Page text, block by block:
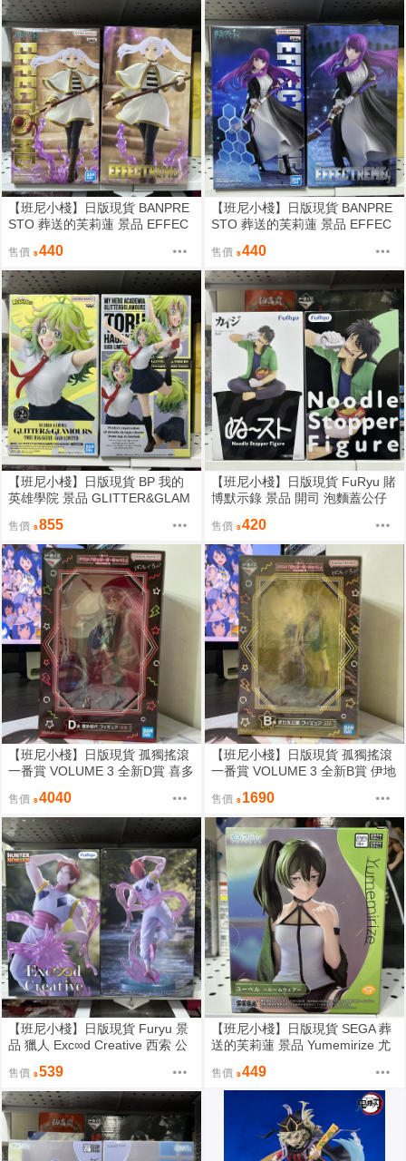
【班尼小棧】日版現貨 BANPRE
STO 葬送的芙莉蓮 景品 EFFEC
售價 440
【班尼小棧】日版現貨 BANPRE
STO 葬送的芙莉蓮 景品 EFFEC
售價 440
【班尼小棧】日版現貨 BP 我的
英雄學院 景品 GLITTER&GLAM
售價 855
【班尼小棧】日版現貨 FuRyu 賭
博默示錄 景品 開司 泡麵蓋公仔
售價 420
【班尼小棧】日版現貨 孤獨搖滾
一番賞 VOLUME 3 全新D賞 喜多
售價 4040
【班尼小棧】日版現貨 孤獨搖滾
一番賞 VOLUME 3 全新B賞 伊地
售價 1690
【班尼小棧】日版現貨 Furyu 景
品 獵人 Exc∞d Creative 西索 公
售價 539
【班尼小棧】日版現貨 SEGA 葬
送的芙莉蓮 景品 Yumemirize 尤
售價 449